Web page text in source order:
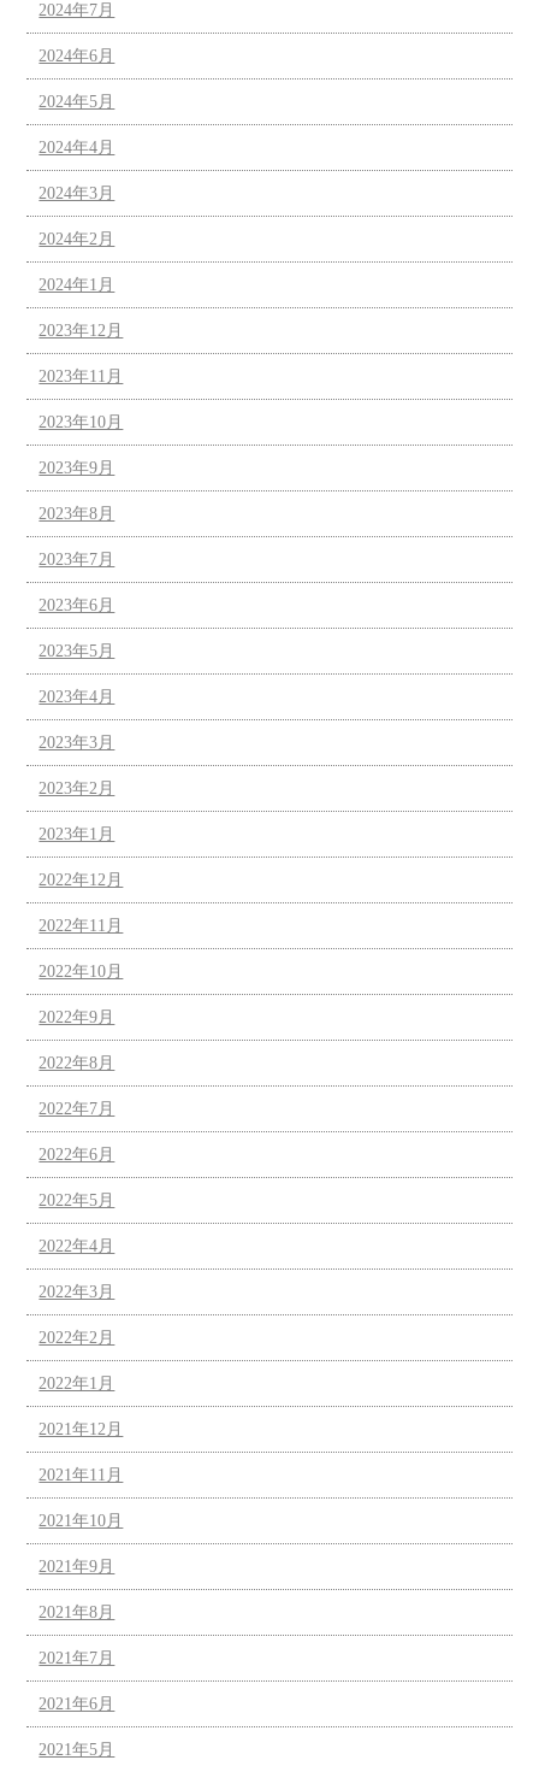
2024年7月
2024年6月
2024年5月
2024年4月
2024年3月
2024年2月
2024年1月
2023年12月
2023年11月
2023年10月
2023年9月
2023年8月
2023年7月
2023年6月
2023年5月
2023年4月
2023年3月
2023年2月
2023年1月
2022年12月
2022年11月
2022年10月
2022年9月
2022年8月
2022年7月
2022年6月
2022年5月
2022年4月
2022年3月
2022年2月
2022年1月
2021年12月
2021年11月
2021年10月
2021年9月
2021年8月
2021年7月
2021年6月
2021年5月